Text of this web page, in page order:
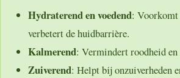
Hydraterend en voedend:
verbetert de huidbarrière.
Kalmerend: Vermindert roodheid
Zuiverend: Helpt bij onzuiverheden